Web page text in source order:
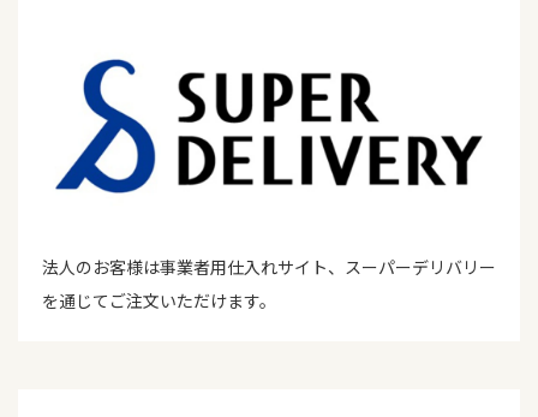
法人のお客様は事業者用仕入れサイト、スーパーデリバリー
を通じてご注文いただけます。